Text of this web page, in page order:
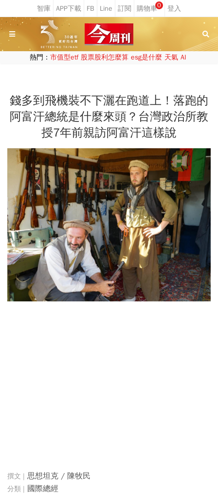
0
熱門： 市值型etf 股票股利怎麼算 esg是什麼 天氣 AI
錢多到飛機裝不下灑在跑道上！落跑的
阿富汗總統是什麼來頭？台灣政治所教
授7年前親訪阿富汗這樣說
思想坦克 / 陳牧民
國際總經